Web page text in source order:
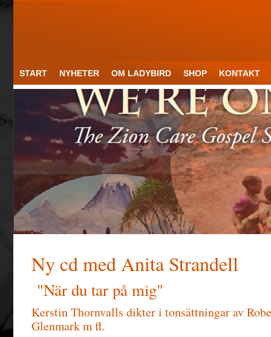
START NYHETER OM LADYBIRD SHOP KONTAKT
Ny cd med Anita Strandell
"När du tar på mig"
Kerstin Thornvalls dikter i tonsättningar av
Glenmark m fl.